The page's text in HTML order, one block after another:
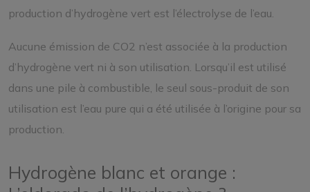
production d’hydrogène vert est l’électrolyse de l’eau.
Aucune émission de CO2 n’est associée à la production
d’hydrogène vert ni à son utilisation. Lorsqu’il est utilisé
dans une pile à combustible, le seul sous-produit de son
utilisation est l’eau pure qui a été utilisée à l’origine pour sa
production.
Hydrogène blanc et orange :